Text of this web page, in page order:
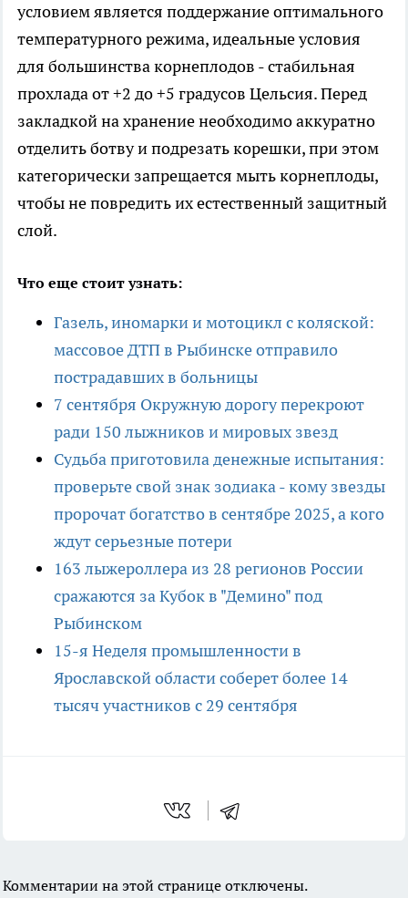
условием является поддержание оптимального
температурного режима, идеальные условия
для большинства корнеплодов - стабильная
прохлада от +2 до +5 градусов Цельсия. Перед
закладкой на хранение необходимо аккуратно
отделить ботву и подрезать корешки, при этом
категорически запрещается мыть корнеплоды,
чтобы не повредить их естественный защитный
слой.
Что еще стоит узнать:
Газель, иномарки и мотоцикл с коляской:
массовое ДТП в Рыбинске отправило
пострадавших в больницы
7 сентября Окружную дорогу перекроют
ради 150 лыжников и мировых звезд
Судьба приготовила денежные испытания:
проверьте свой знак зодиака - кому звезды
пророчат богатство в сентябре 2025, а кого
ждут серьезные потери
163 лыжероллера из 28 регионов России
сражаются за Кубок в "Демино" под
Рыбинском
15-я Неделя промышленности в
Ярославской области соберет более 14
тысяч участников с 29 сентября
Комментарии на этой странице отключены.